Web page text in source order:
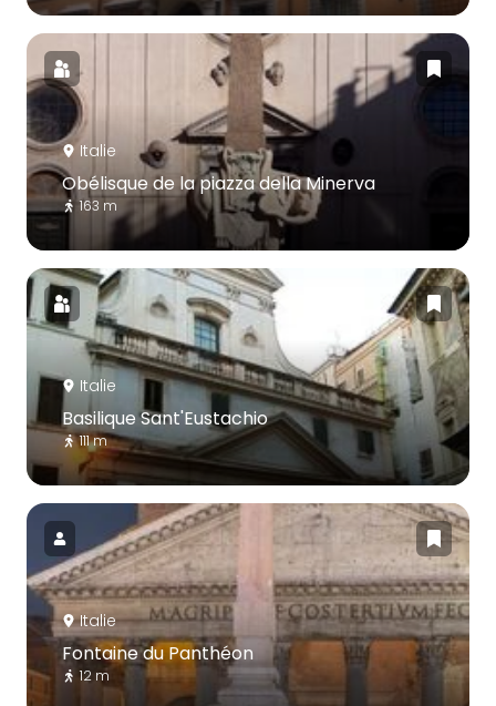
Italie
Obélisque de la piazza della Minerva
163 m
Italie
Basilique Sant'Eustachio
111 m
Italie
Fontaine du Panthéon
12 m